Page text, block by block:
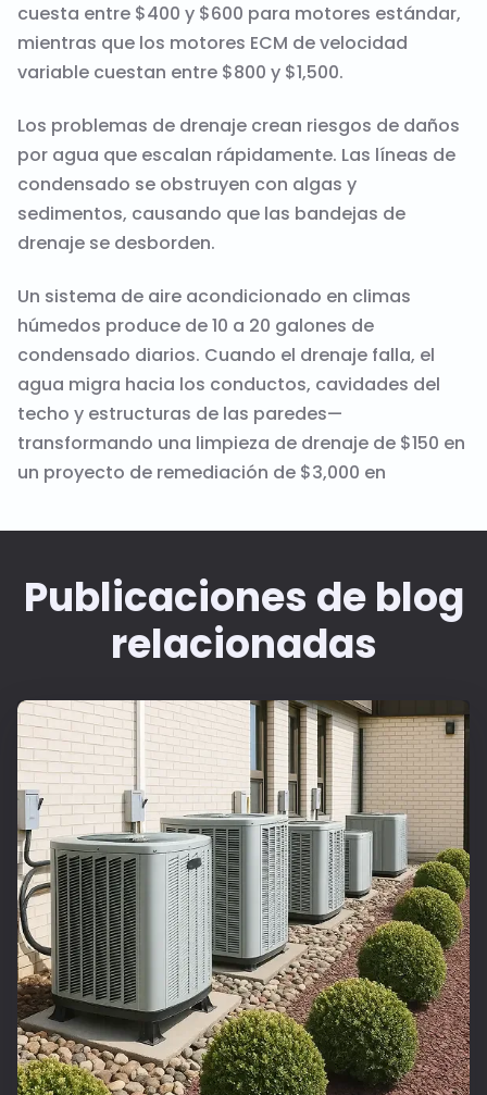
cuesta entre $400 y $600 para motores estándar,
mientras que los motores ECM de velocidad
variable cuestan entre $800 y $1,500.
Los problemas de drenaje crean riesgos de daños
por agua que escalan rápidamente. Las líneas de
condensado se obstruyen con algas y
sedimentos, causando que las bandejas de
drenaje se desborden.
Un sistema de aire acondicionado en climas
húmedos produce de 10 a 20 galones de
condensado diarios. Cuando el drenaje falla, el
agua migra hacia los conductos, cavidades del
techo y estructuras de las paredes—
transformando una limpieza de drenaje de $150 en
un proyecto de remediación de $3,000 en
Publicaciones de blog
relacionadas